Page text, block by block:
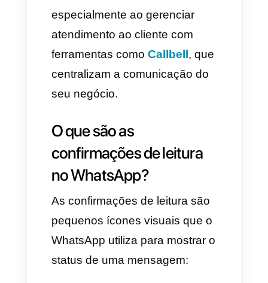
pode gerar pressão, a
sensação de ter que responder
rápido ou até mal-entendidos
em alguns casos.
Neste artigo, explicamos como
funcionam, como desativá-las e
quais alternativas existem para
monitorar suas conversas,
especialmente ao gerenciar
atendimento ao cliente com